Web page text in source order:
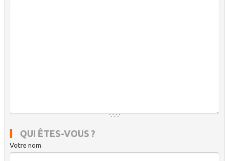
QUI ÊTES-VOUS ?
Votre nom